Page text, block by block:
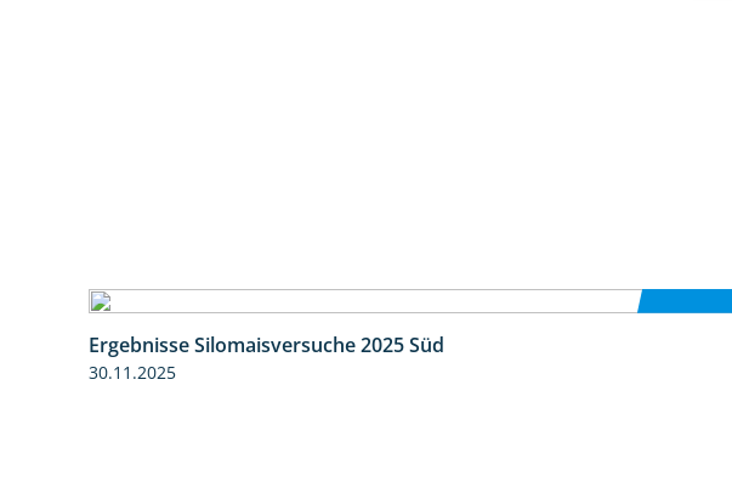
Ergebnisse Silomaisversuche 2025 Süd
30.11.2025